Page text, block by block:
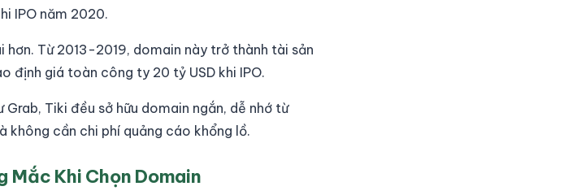
IPO năm 2020.
Từ 2013-2019, domain này trở thành tài sản
định giá toàn công ty 20 tỷ USD khi IPO.
Tiki đều sở hữu domain ngắn, dễ nhớ từ
không cần chi phí quảng cáo khổng lồ.
Mắc Khi Chọn Domain